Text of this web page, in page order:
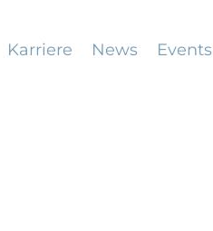
Karriere News Events